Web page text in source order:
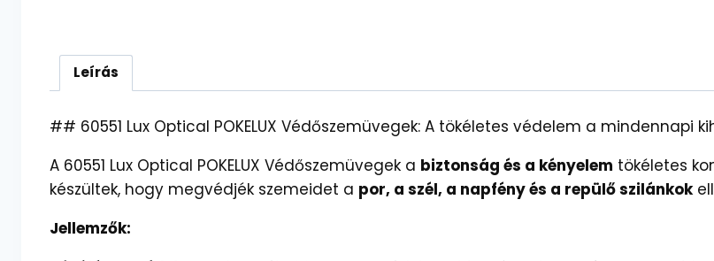
Leírás
## 60551 Lux Optical POKELUX Védőszemüvegek: A tökéletes védelem a mindennapi
A 60551 Lux Optical POKELUX Védőszemüvegek a biztonság és a kényelem tökéletes
készültek, hogy megvédjék szemeidet a por, a szél, a napfény és a repülő szilánkok
Jellemzők: